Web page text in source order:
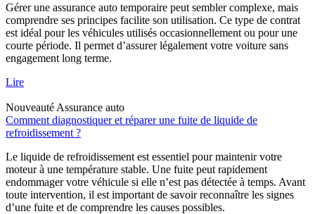
Gérer une assurance auto temporaire peut sembler complexe, mais
comprendre ses principes facilite son utilisation. Ce type de contrat
est idéal pour les véhicules utilisés occasionnellement ou pour une
courte période. Il permet d’assurer légalement votre voiture sans
engagement long terme.
Lire
Nouveauté Assurance auto
Comment diagnostiquer et réparer une fuite de liquide de
refroidissement ?
Le liquide de refroidissement est essentiel pour maintenir votre
moteur à une température stable. Une fuite peut rapidement
endommager votre véhicule si elle n’est pas détectée à temps. Avant
toute intervention, il est important de savoir reconnaître les signes
d’une fuite et de comprendre les causes possibles.